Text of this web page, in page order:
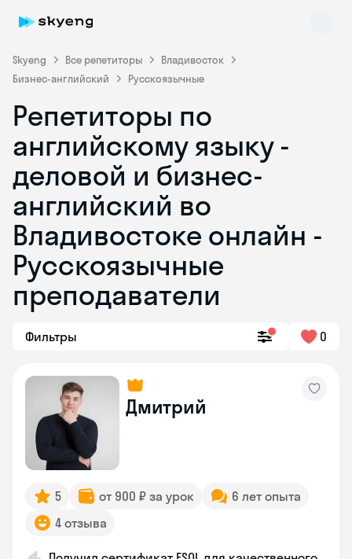
Skyeng Все репетиторы
Владивосток
Бизнес-английский
Русскоязычные
Репетиторы по
английскому языку -
деловой и бизнес-
английский во
Владивостоке онлайн -
Русскоязычные
преподаватели
Фильтры 0
Дмитрий
5 от 900 ₽ за урок
6 лет опыта
4 отзыва
Skyeng Chat